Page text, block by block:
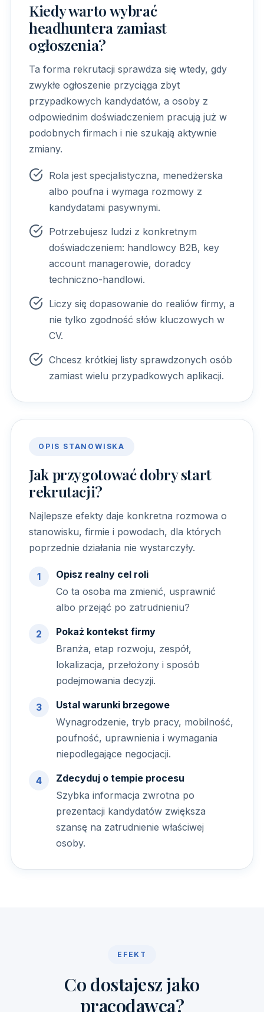
Kiedy warto wybrać
headhuntera zamiast
ogłoszenia?
Ta forma rekrutacji sprawdza się wtedy, gdy
zwykłe ogłoszenie przyciąga zbyt
przypadkowych kandydatów, a osoby z
odpowiednim doświadczeniem pracują już w
podobnych firmach i nie szukają aktywnie
zmiany.
Rola jest specjalistyczna, menedżerska
albo poufna i wymaga rozmowy z
kandydatami pasywnymi.
Potrzebujesz ludzi z konkretnym
doświadczeniem: handlowcy B2B, key
account managerowie, doradcy
techniczno-handlowi.
Liczy się dopasowanie do realiów firmy, a
nie tylko zgodność słów kluczowych w
CV.
Chcesz krótkiej listy sprawdzonych osób
zamiast wielu przypadkowych aplikacji.
OPIS STANOWISKA
Jak przygotować dobry start
rekrutacji?
Najlepsze efekty daje konkretna rozmowa o
stanowisku, firmie i powodach, dla których
poprzednie działania nie wystarczyły.
Opisz realny cel roli
Co ta osoba ma zmienić, usprawnić
albo przejąć po zatrudnieniu?
Pokaż kontekst firmy
Branża, etap rozwoju, zespół,
lokalizacja, przełożony i sposób
podejmowania decyzji.
Ustal warunki brzegowe
Wynagrodzenie, tryb pracy, mobilność,
poufność, uprawnienia i wymagania
niepodlegające negocjacji.
Zdecyduj o tempie procesu
Szybka informacja zwrotna po
prezentacji kandydatów zwiększa
szansę na zatrudnienie właściwej
osoby.
EFEKT
Co dostajesz jako
pracodawca?